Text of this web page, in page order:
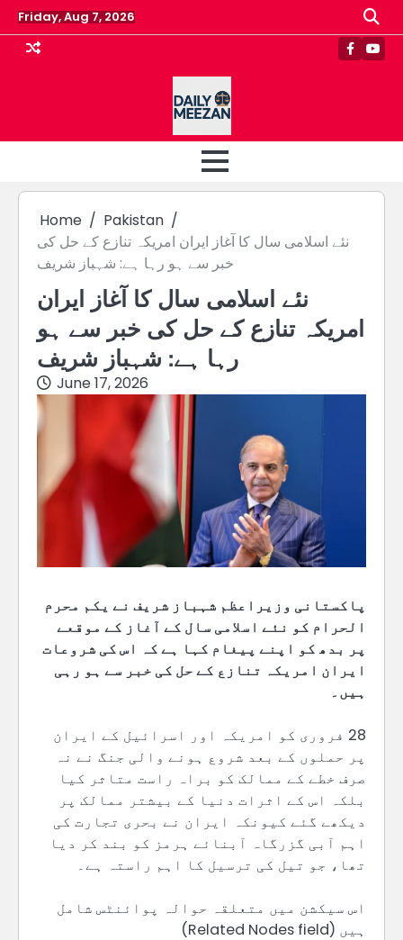
Skip
to
content
Friday, Aug 7, 2026
Home
Pakistan
نئے اسلامی سال کا آغاز ایران امریکہ تنازع کے حل کی
نئے اسلامی سال کا آغاز ایران
امریکہ تنازع کے حل کی خبر سے ہو
June 17, 2026
پاکستانی وزیراعظم شہباز شریف نے یکم محرم
الحرام کو نئے اسلامی سال کے آغاز کے موقعے
پر بدھ کو اپنے پیغام کہا ہے کہ اس کی شروعات
ایران امریکہ تنازع کے حل کی خبر سے ہو رہی
ہیں۔
28 فروری کو امریکہ اور اسرائیل کے ایران
پر حملوں کے بعد شروع ہونے والی جنگ نے نہ
صرف خطے کے ممالک کو براہ راست متاثر کیا
بلکہ اس کے اثرات دنیا کے بیشتر ممالک پر
دیکھے گئے کیونکہ ایران نے بحری تجارت کی
اہم آبی گزرگاہ آبنائے ہرمز کو بند کر دیا
تھا، جو تیل کی ترسیل کا اہم راستہ ہے۔
اس سیکشن میں متعلقہ حوالہ پوائنٹس شامل
ہیں (Related Nodes field)